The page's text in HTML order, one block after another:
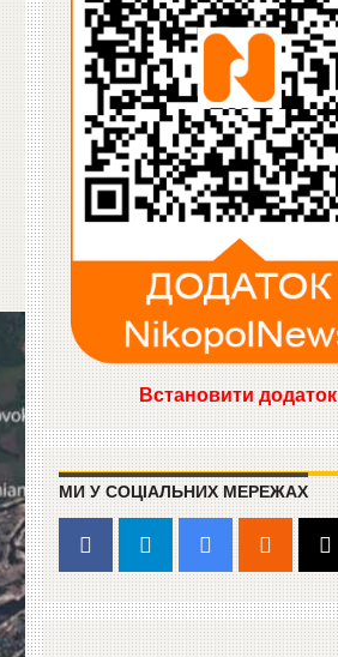
Встановити додаток
МИ У СОЦІАЛЬНИХ МЕРЕЖАХ